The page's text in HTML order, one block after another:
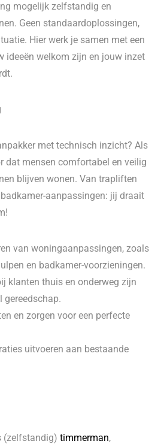
mogelijk zelfstandig en
Geen standaardoplossingen,
Hier werk je samen met een
ideeën welkom zijn en jouw inzet
met technisch inzicht? Als
dat mensen comfortabel en veilig
blijven wonen. Van trapliften
aanpassingen: jij draait
van woningaanpassingen, zoals
en badkamer-voorzieningen.
klanten thuis en onderweg zijn
gereedschap.
en zorgen voor een perfecte
uitvoeren aan bestaande
(zelfstandig)timmerman,